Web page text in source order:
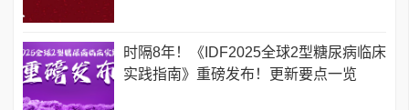
时隔8年！《IDF2025全球2型糖尿病临床
实践指南》重磅发布！更新要点一览